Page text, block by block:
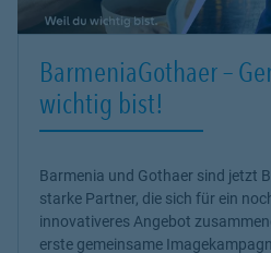
BarmeniaGothaer –
wichtig bist!
Barmenia und Gothaer sind jetzt
starke Partner, die sich für ein
innovativeres Angebot
erste gemeinsame